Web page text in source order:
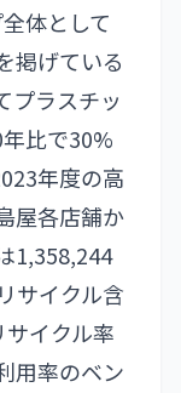
体として
掲げている
プラスチッ
比で30%
年度の高
屋各店舗か
1,358,244
サイクル含
イクル率
用率のベン